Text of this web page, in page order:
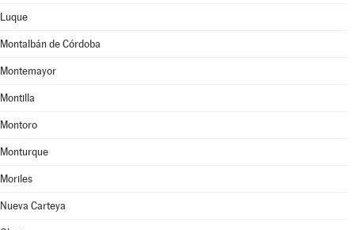
Luque
Montalbán de Córdoba
Montemayor
Montilla
Montoro
Monturque
Moriles
Nueva Carteya